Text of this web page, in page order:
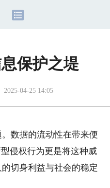
保护之堤
2025-04-25 14:05
数据的流动性在带来便
侵权行为更是将这种威
切身利益与社会的稳定